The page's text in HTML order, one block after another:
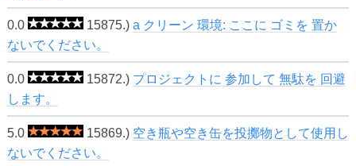
0.0 15875.) a クリーン 環境: ここに ゴミを 置か
ないでください。
0.0 15872.) プロジェクトに 参加して 無駄を 回避
します。
5.0 15869.) 空き瓶や空き缶を投擲物として使用し
ないでください。